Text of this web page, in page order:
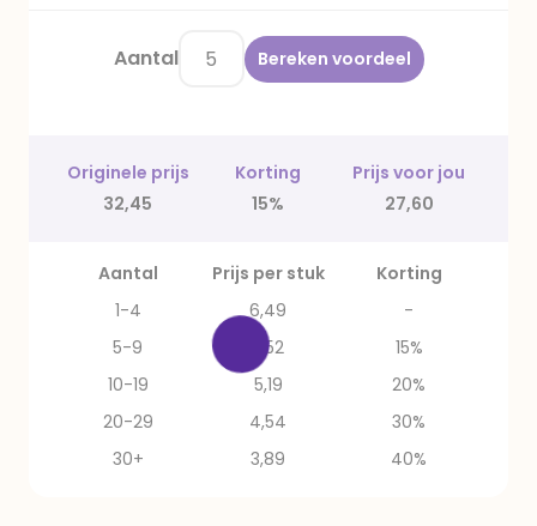
Aantal Bereken voordeel
Originele prijs Korting
Prijs voor jou
32,45
15% 27,60
Aantal Prijs per stuk
Korting
1-4
6,49
-
5-9
5,52
15%
10-19
5,19
20%
20-29
4,54
30%
30+
3,89 40%